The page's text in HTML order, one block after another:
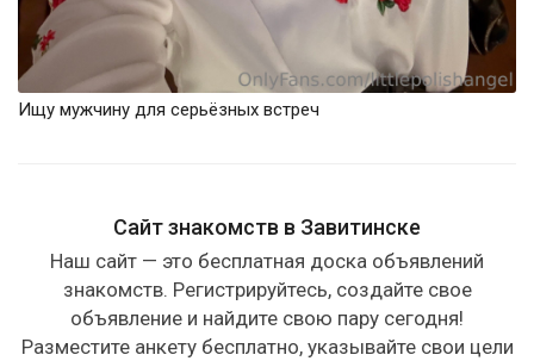
Ищу мужчину для серьёзных встреч
Сайт знакомств в Завитинске
Наш сайт — это бесплатная доска объявлений
знакомств. Регистрируйтесь, создайте свое
объявление и найдите свою пару сегодня!
Разместите анкету бесплатно, указывайте свои цели